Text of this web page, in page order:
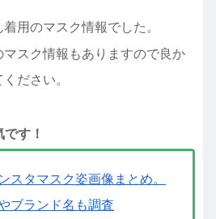
着用のマスク情報でした。
スク情報もありますので良か
ださい。
す！
スタマスク姿画像まとめ。
ブランド名も調査